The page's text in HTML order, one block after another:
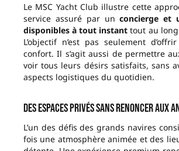
Le MSC Yacht Club illustre cette
service assuré par unconcierge et
disponibles à tout instant tout au
L’objectif n’est pas seulement
confort. Il s’agit aussi de permettre
voir tous leurs désirs satisfaits, sans
aspects logistiques du quotidien.
Des espaces privés sans renoncer aux
L’un des défis des grands navires
fois une atmosphère animée et des